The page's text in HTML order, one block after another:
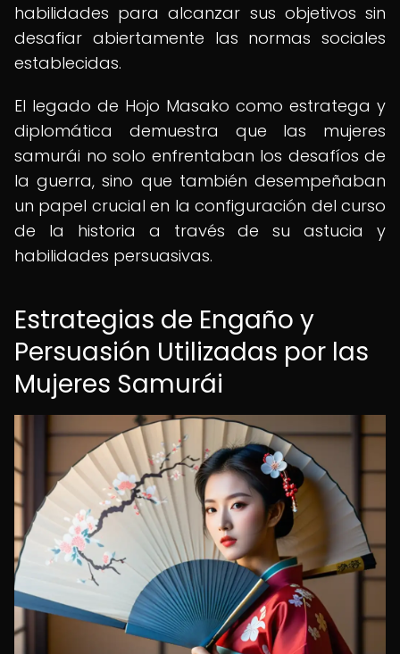
habilidades para alcanzar sus objetivos sin
desafiar abiertamente las normas sociales
establecidas.
El legado de Hojo Masako como estratega y
diplomática demuestra que las mujeres
samurái no solo enfrentaban los desafíos de
la guerra, sino que también desempeñaban
un papel crucial en la configuración del curso
de la historia a través de su astucia y
habilidades persuasivas.
Estrategias de Engaño y
Persuasión Utilizadas por las
Mujeres Samurái